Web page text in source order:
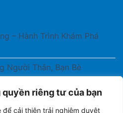
riêng tư của bạn
cải thiện trải nghiệm duyệt
– Hành Trình Khám Phá
Người Thân, Bạn Bè
Ở Nước Ngoài Có Được